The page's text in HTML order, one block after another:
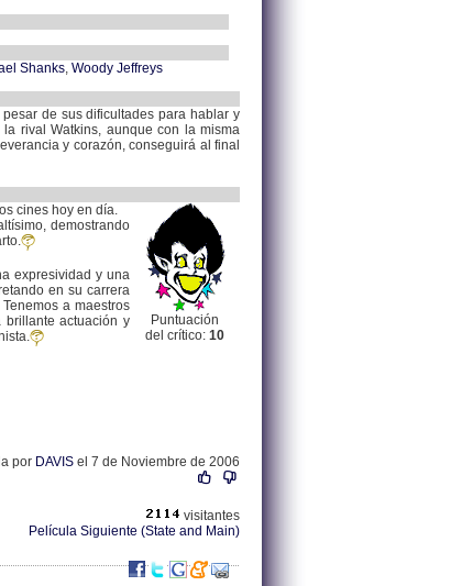
Shanks, Woody Jeffreys
de sus dificultades para hablar y
rival Watkins, aunque con la misma
y corazón, conseguirá al final
Puntuación
del crítico: 10
cines hoy en día.
demostrando
expresividad y una
en su carrera
a maestros
brillante actuación y
por DAVIS el 7 de Noviembre de 2006
visitantes
Película Siguiente (State and Main)